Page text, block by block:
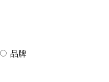
品牌